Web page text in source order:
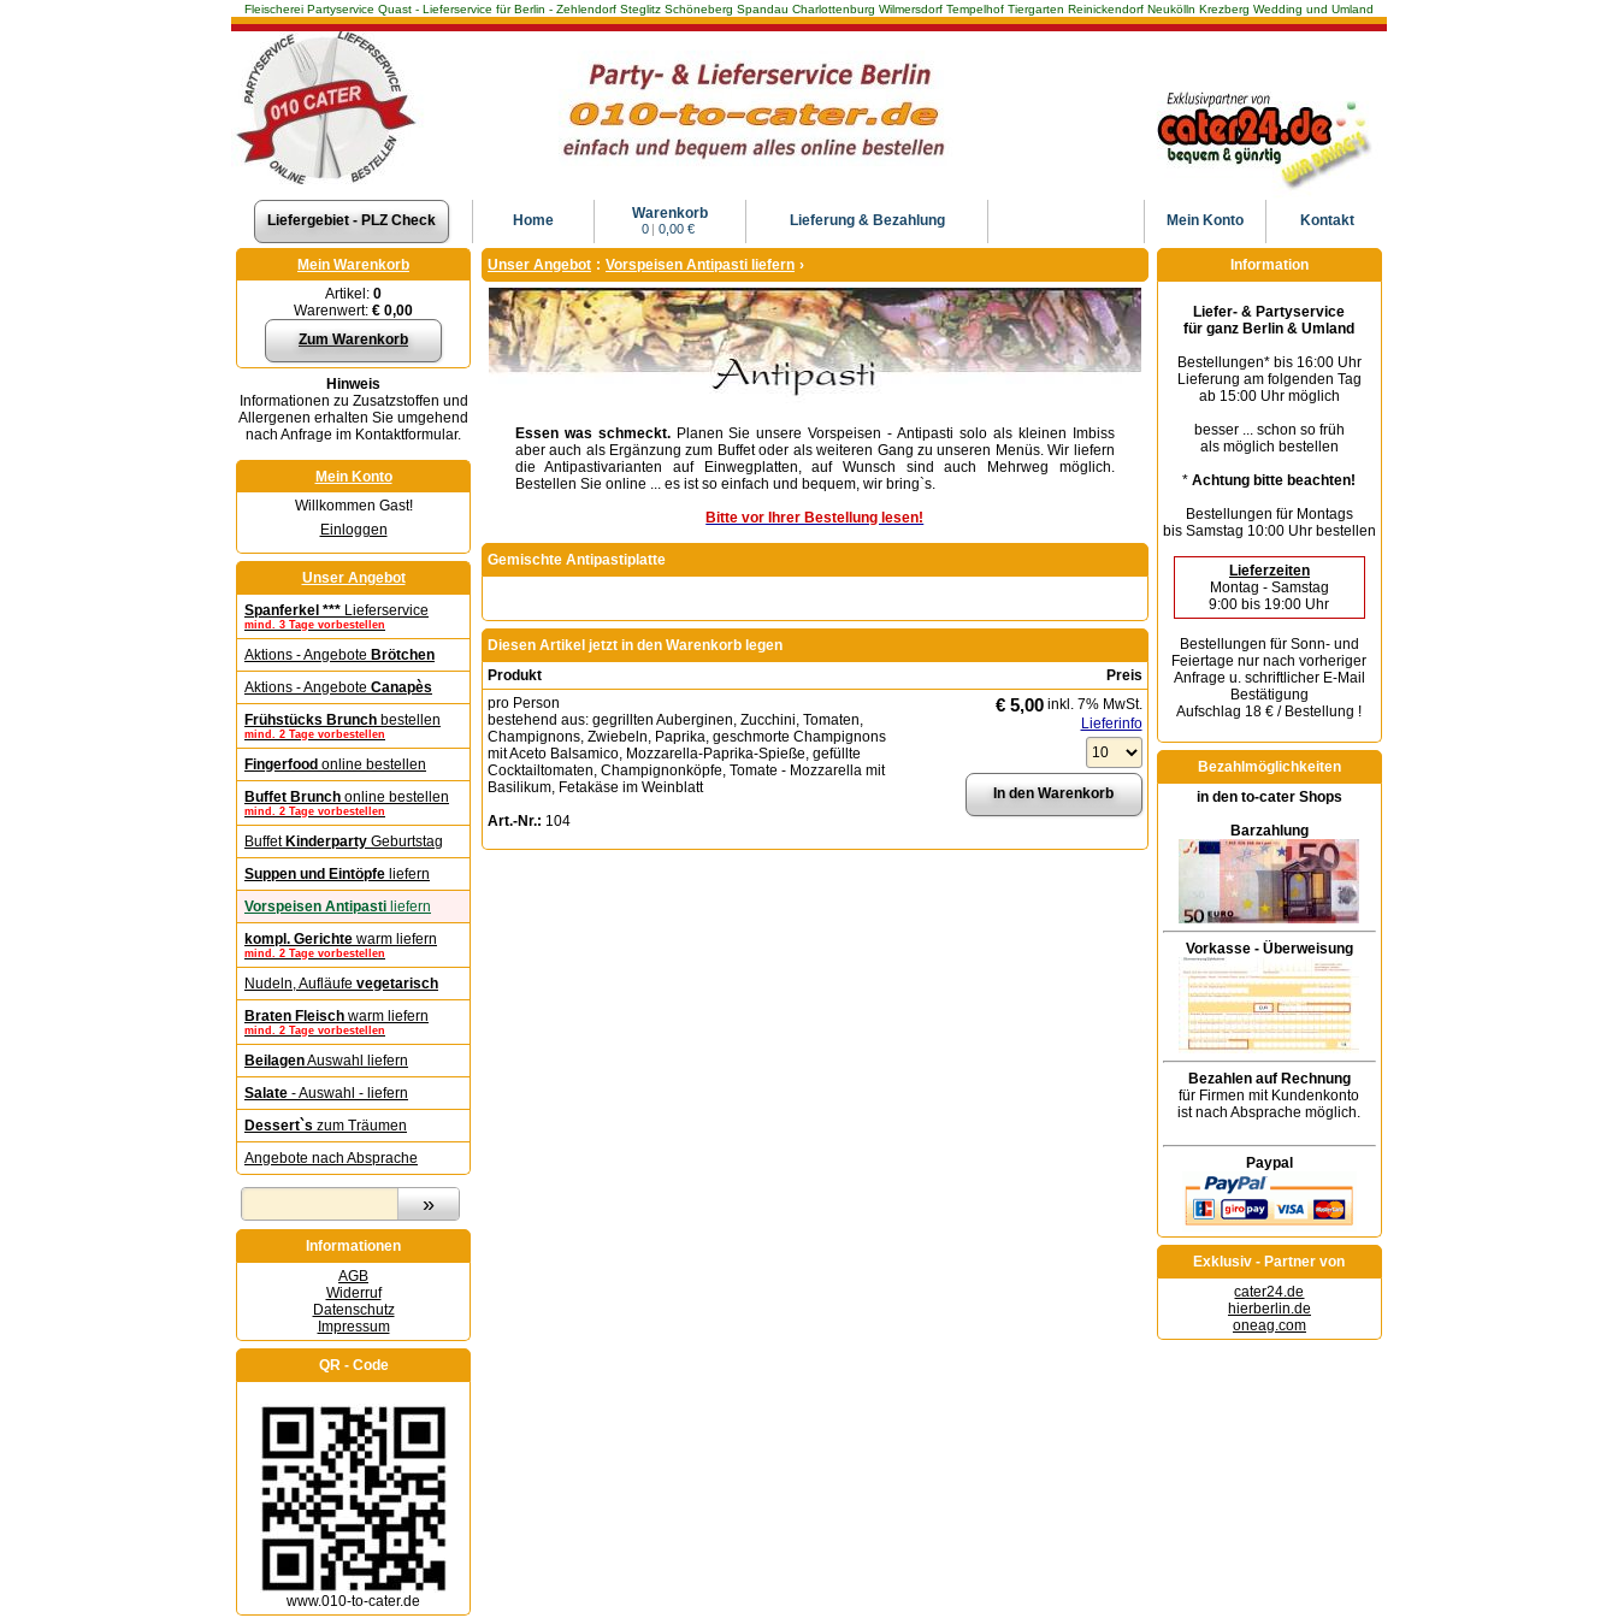
Fleischerei Partyservice Quast - Lieferservice für Berlin - Zehlendorf Steglitz Schöneberg Spandau Charlottenburg Wilmersdorf Tempelhof Tiergarten Reinickendorf Neukölln Krezberg Wedding und Umland
Liefergebiet - PLZ Check Home Warenkorb
0 | 0,00 € Lieferung & Bezahlung Kontakt
Mein Konto
Mein Warenkorb
Artikel: 0
Warenwert: € 0,00
Zum Warenkorb
Hinweis
Informationen zu Zusatzstoffen und
Allergenen erhalten Sie umgehend
nach Anfrage im Kontaktformular.
Mein Konto
Willkommen Gast!
Einloggen
Unser Angebot
Spanferkel *** Lieferservice
mind. 3 Tage vorbestellen
Aktions - Angebote Brötchen
Aktions - Angebote Canapès
Frühstücks Brunch bestellen
mind. 2 Tage vorbestellen
Fingerfood online bestellen
Buffet Brunch online bestellen
mind. 2 Tage vorbestellen
Buffet Kinderparty Geburtstag
Suppen und Eintöpfe liefern
Vorspeisen Antipasti liefern
kompl. Gerichte warm liefern
mind. 2 Tage vorbestellen
Nudeln, Aufläufe vegetarisch
Braten Fleisch warm liefern
mind. 2 Tage vorbestellen
BeilagenAuswahl liefern
Salate - Auswahl - liefern
Dessert`s zum Träumen
Angebote nach Absprache
Informationen
AGB
Widerruf
Datenschutz
Impressum
QR - Code
www.010-to-cater.de
Unser Angebot : Vorspeisen Antipasti liefern ›
Essen was schmeckt.Planen Sie unsere Vorspeisen - Antipasti solo als kleinen Imbiss
aber auch als Ergänzung zum Buffet oder als weiteren Gang zu unseren Menüs. Wir liefern
die Antipastivarianten auf Einwegplatten, auf Wunsch sind auch Mehrweg möglich.
Bestellen Sie online ... es ist so einfach und bequem, wir bring`s.
Bitte vor Ihrer Bestellung lesen!
Gemischte Antipastiplatte
Diesen Artikel jetzt in den Warenkorb legen
Produkt
Preis
pro Person
bestehend aus: gegrillten Auberginen, Zucchini, Tomaten,
Champignons, Zwiebeln, Paprika, geschmorte Champignons
mit Aceto Balsamico, Mozzarella-Paprika-Spieße, gefüllte
Cocktailtomaten, Champignonköpfe, Tomate - Mozzarella mit
Basilikum, Fetakäse im Weinblatt
Art.-Nr.: 104
€ 5,00inkl. 7% MwSt.
Lieferinfo
Information
Liefer- & Partyservice
für ganz Berlin & Umland
Bestellungen* bis 16:00 Uhr
Lieferung am folgenden Tag
ab 15:00 Uhr möglich
besser ... schon so früh
als möglich bestellen
*Achtung bitte beachten!
Bestellungen für Montags
bis Samstag 10:00 Uhr bestellen
Lieferzeiten
Montag - Samstag
9:00 bis 19:00 Uhr
Bestellungen für Sonn- und
Feiertagenur nach vorheriger
Anfrage u. schriftlicher E-Mail
Bestätigung
Aufschlag 18 € / Bestellung !
Bezahlmöglichkeiten
in den to-cater Shops
Barzahlung
Vorkasse - Überweisung
Bezahlen auf Rechnung
für Firmen mit Kundenkonto
ist nach Absprache möglich.
Paypal
Exklusiv - Partner von
cater24.de
hierberlin.de
oneag.com